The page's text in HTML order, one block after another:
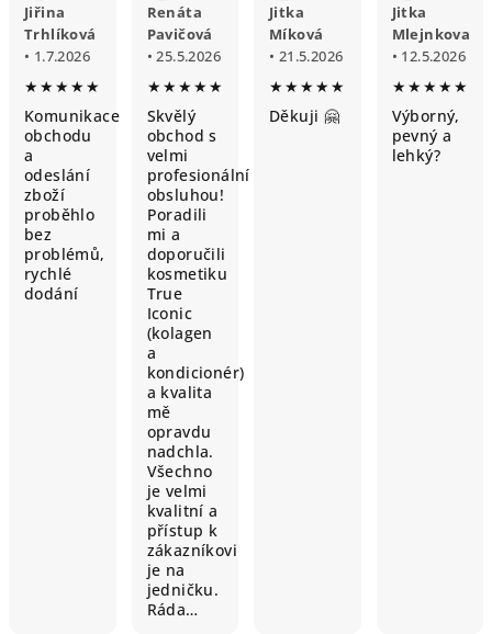
Jiřina
Trhlíková
• 1.7.2026
★★★★★
Komunikace
obchodu
a
odeslání
zboží
proběhlo
bez
problémů,
rychlé
dodání
Renáta
Pavičová
• 25.5.2026
★★★★★
Skvělý
obchod s
velmi
profesionální
obsluhou!
Poradili
mi a
doporučili
kosmetiku
True
Iconic
(kolagen
a
kondicionér)
a kvalita
mě
opravdu
nadchla.
Všechno
je velmi
kvalitní a
přístup k
zákazníkovi
je na
jedničku.
Ráda…
Jitka
Míková
• 21.5.2026
★★★★★
Děkuji 🤗
Jitka
Mlejnkova
• 12.5.2026
★★★★★
Výborný,
pevný a
lehký?